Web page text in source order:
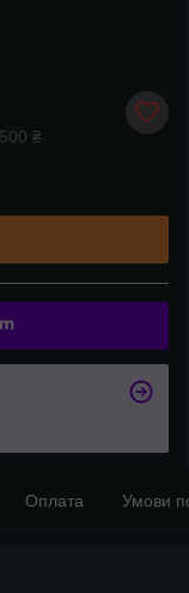
₴
Оплата Умови